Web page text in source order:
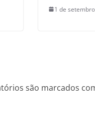
1 de
são marcados